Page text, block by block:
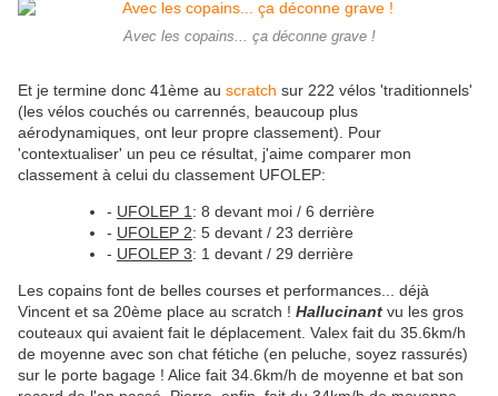
Avec les copains... ça déconne grave !
Et je termine donc 41ème au scratch sur 222 vélos 'traditionnels'
(les vélos couchés ou carrennés, beaucoup plus
aérodynamiques, ont leur propre classement). Pour
'contextualiser' un peu ce résultat, j'aime comparer mon
classement à celui du classement UFOLEP:
- UFOLEP 1 : 8 devant moi / 6 derrière
- UFOLEP 2: 5 devant / 23 derrière
- UFOLEP 3: 1 devant / 29 derrière
Les copains font de belles courses et performances... déjà
Vincent et sa 20ème place au scratch ! Hallucinant vu les gros
couteaux qui avaient fait le déplacement. Valex fait du 35.6km/h
de moyenne avec son chat fétiche (en peluche, soyez rassurés)
sur le porte bagage ! Alice fait 34.6km/h de moyenne et bat son